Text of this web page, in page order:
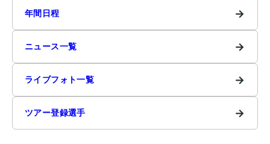
年間日程 →
ニュース一覧 →
ライブフォト一覧 →
ツアー登録選手 →